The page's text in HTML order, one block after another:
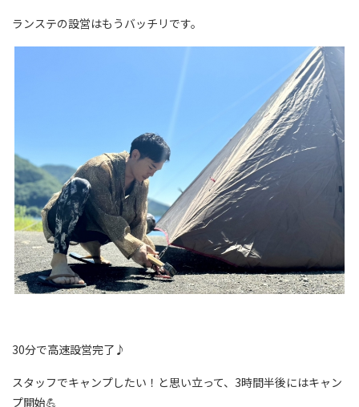
ランステの設営はもうバッチリです。
30分で高速設営完了♪
スタッフでキャンプしたい！と思い立って、3時間半後にはキャン
プ開始💪